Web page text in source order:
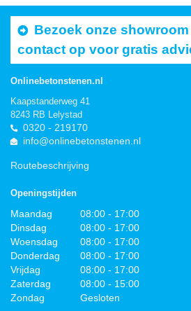
Bezoek onze
contact op voor gratis
Onlinebetonstenen.nl
Kaapstanderweg 41
8243 RB Lelystad
0320 - 219170
info@onlinebetonstenen.nl
Routebeschrijving
Openingstijden
Maandag
08:00 - 17:00
Dinsdag
08:00 - 17:00
Woensdag
08:00 - 17:00
Donderdag
08:00 - 17:00
Vrijdag
08:00 - 17:00
Zaterdag
08:00 - 15:00
Zondag
Gesloten